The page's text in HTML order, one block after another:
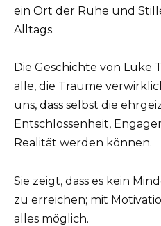
ein Ort der Ruhe und
Alltags.
Die Geschichte von Luke
alle, die Träume
uns, dass selbst die
Entschlossenheit,
Realität werden können.
Sie zeigt, dass es kein
zu erreichen; mit
alles möglich.